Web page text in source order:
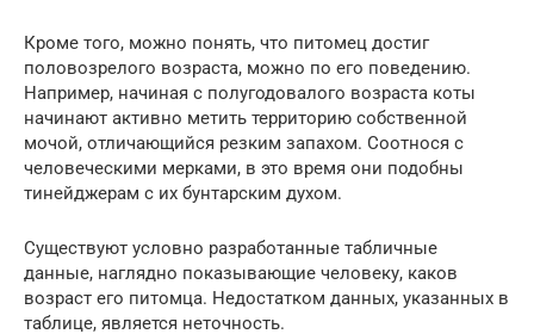
Кроме того, можно понять, что питомец достиг
половозрелого возраста, можно по его поведению.
Например, начиная с полугодовалого возраста коты
начинают активно метить территорию собственной
мочой, отличающийся резким запахом. Соотнося с
человеческими мерками, в это время они подобны
тинейджерам с их бунтарским духом.
Существуют условно разработанные табличные
данные, наглядно показывающие человеку, каков
возраст его питомца. Недостатком данных, указанных в
таблице, является неточность.